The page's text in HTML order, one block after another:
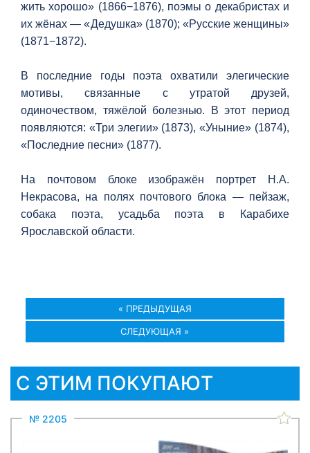
жить хорошо» (1866−1876), поэмы о декабристах и
их жёнах — «Дедушка» (1870); «Русские женщины»
(1871−1872).
В последние годы поэта охватили элегические
мотивы, связанные с утратой друзей,
одиночеством, тяжёлой болезнью. В этот период
появляются: «Три элегии» (1873), «Уныние» (1874),
«Последние песни» (1877).
На почтовом блоке изображён портрет Н.А.
Некрасова, на полях почтового блока — пейзаж,
собака поэта, усадьба поэта в Карабихе
Ярославской области.
« ПРЕДЫДУЩАЯ
СЛЕДУЮЩАЯ »
С ЭТИМ ПОКУПАЮТ
№ 2205